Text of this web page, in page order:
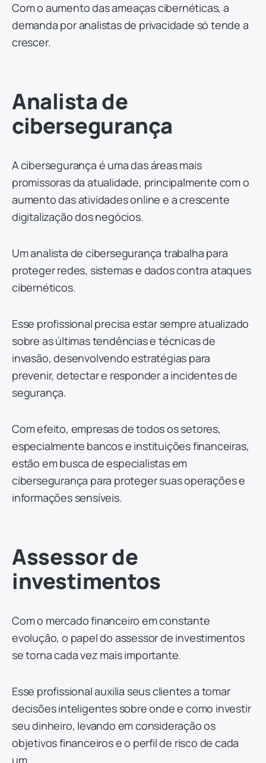
Com o aumento das ameaças cibernéticas, a
demanda por analistas de privacidade só tende a
crescer.
Analista de
cibersegurança
A cibersegurança é uma das áreas mais
promissoras da atualidade, principalmente com o
aumento das atividades online e a crescente
digitalização dos negócios.
Um analista de cibersegurança trabalha para
proteger redes, sistemas e dados contra ataques
cibernéticos.
Esse profissional precisa estar sempre atualizado
sobre as últimas tendências e técnicas de
invasão, desenvolvendo estratégias para
prevenir, detectar e responder a incidentes de
segurança.
Com efeito, empresas de todos os setores,
especialmente bancos e instituições financeiras,
estão em busca de especialistas em
cibersegurança para proteger suas operações e
informações sensíveis.
Assessor de
investimentos
Com o mercado financeiro em constante
evolução, o papel do assessor de investimentos
se torna cada vez mais importante.
Esse profissional auxilia seus clientes a tomar
decisões inteligentes sobre onde e como investir
seu dinheiro, levando em consideração os
objetivos financeiros e o perfil de risco de cada
um.